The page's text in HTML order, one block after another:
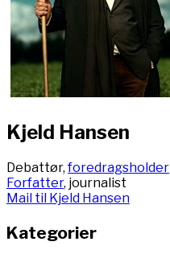
Kjeld Hansen
Debattør,foredragsholder
Forfatter, journalist
Mail til Kjeld Hansen
Kategorier